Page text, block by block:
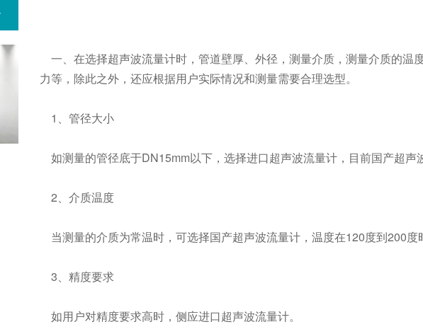
一、在选择超声波流量计时，管道壁厚、外径，测量介质，测量介质的温
力等，除此之外，还应根据用户实际情况和测量需要合理选型。
1、管径大小
如测量的管径底于DN15mm以下，选择进口超声波流量计，目前国产超声
2、介质温度
当测量的介质为常温时，可选择国产超声波流量计，温度在120度到200度
3、精度要求
如用户对精度要求高时，侧应进口超声波流量计。